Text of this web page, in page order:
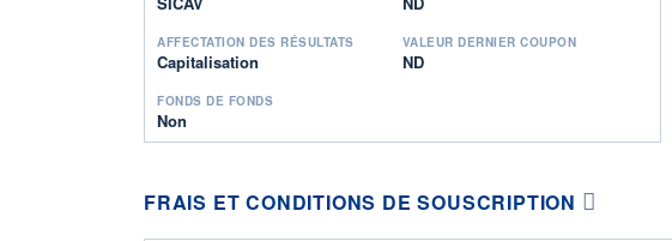
AFFECTATION DES RÉSULTATS
Capitalisation
VALEUR DERNIER COUPON
ND
FONDS DE FONDS
Non
FRAIS ET CONDITIONS DE SOUSCRIPTION